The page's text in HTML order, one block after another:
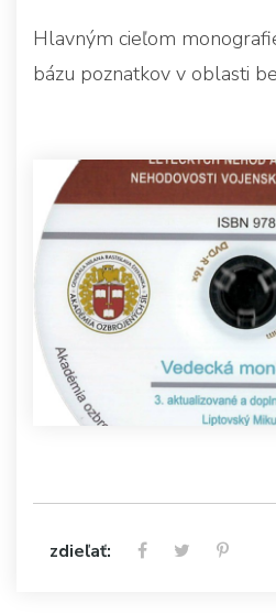
Hlavným cieľom
bázu poznatkov v oblasti
zdieľať: